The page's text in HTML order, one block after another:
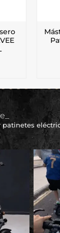
patinetes